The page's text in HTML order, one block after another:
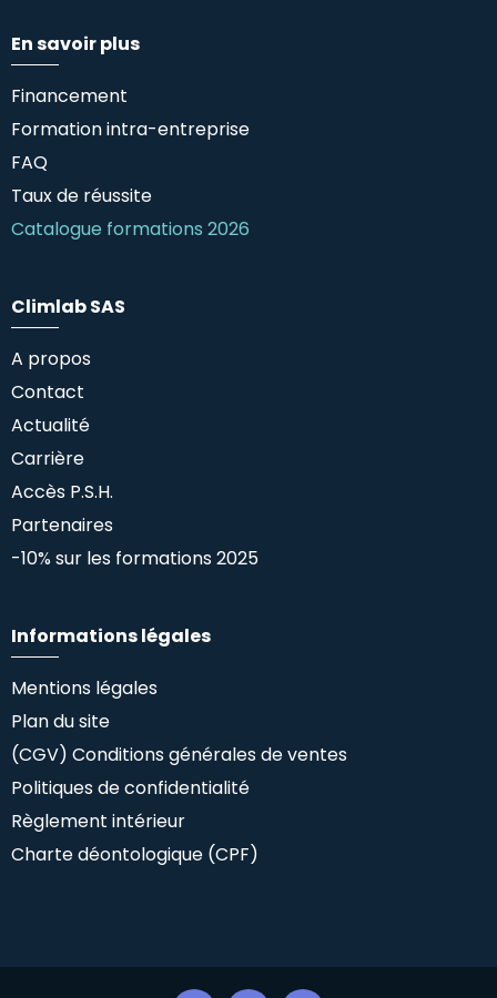
En savoir plus
Financement
Formation intra-entreprise
FAQ
Taux de réussite
Catalogue formations 2026
Climlab SAS
A propos
Contact
Actualité
Carrière
Accès P.S.H.
Partenaires
-10% sur les formations 2025
Informations légales
Mentions légales
Plan du site
(CGV) Conditions générales de ventes
Politiques de confidentialité
Règlement intérieur
Charte déontologique (CPF)